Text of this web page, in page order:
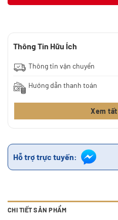
Thông Tin Hữu Ích
Thông tin vận chuyển
Hướng dẫn thanh toán
Xem
Hỗ trợ trực tuyến:
CHI TIẾT SẢN PHẨM